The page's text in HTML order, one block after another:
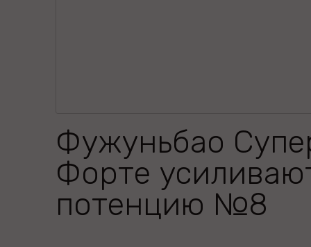
Фужуньбао
Форте
потенцию №8